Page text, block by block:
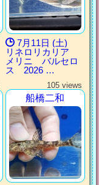
7月11日 (土)
リネロリカリア
メリニ バルセロ
ス 2026 …
105 views
船橋二和